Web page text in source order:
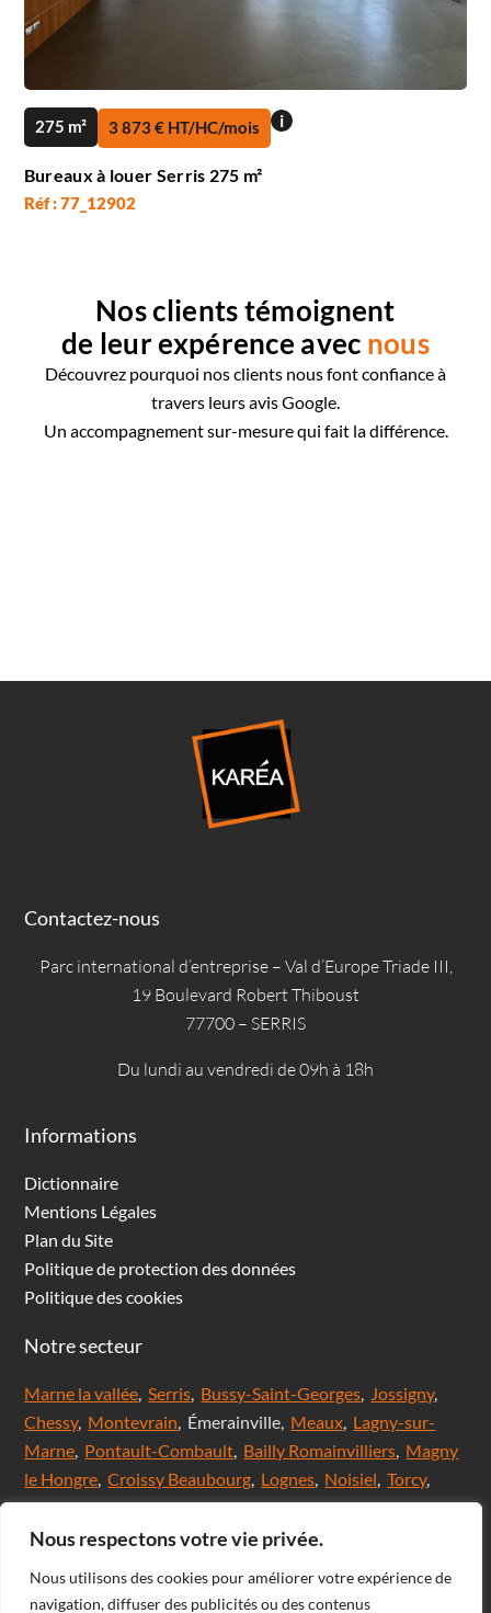
Nous respectons votre vie privée.
Nous utilisons des cookies pour améliorer votre expérience de
navigation, diffuser des publicités ou des contenus
275 m² 3 873 € HT/HC/mois i
Bureaux à louer Serris 275 m²
Réf : 77_12902
Nos clients témoignent
de leur expérence avec nous
Découvrez pourquoi nos clients nous font confiance à
travers leurs avis Google.
Un accompagnement sur-mesure qui fait la différence.
Contactez-nous
Parc international d’entreprise – Val d’Europe Triade III,
19 Boulevard Robert Thiboust
77700 – SERRIS
Du lundi au vendredi de 09h à 18h
Informations
Dictionnaire
Mentions Légales
Plan du Site
Politique de protection des données
Politique des cookies
Notre secteur
Marne la vallée Serris Bussy-Saint-Georges Jossigny,
Chessy, Montevrain , Émerainville, Meaux Lagny-sur-
Marne Pontault-Combault Bailly Romainvilliers Magny
le Hongre ,Croissy Beaubourg Lognes Noisiel ,Torcy,
Chanteloup en brie,Saint Thibault des Vignes,Val
d'Europe,Coupvray , Chalifert, Esbly, Thorigny,
comte Robert, Ferrières en Brie, Nangis, Villeneuve-Le-